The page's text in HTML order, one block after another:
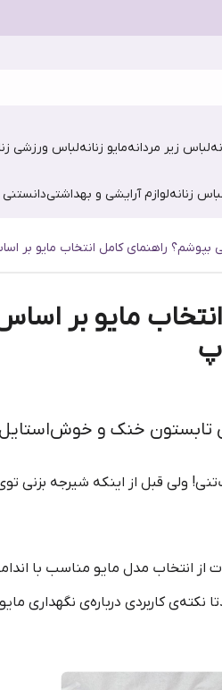
لباس زیر مردانهمایو زنانهلباس ورزشی
زنانهلوازم آرایشی و بهداشتی
بپوشم؟ راهنمای کامل انتخاب مایو بر
مایو بر
تابستون خنک و خوش‌استایل
ولی قبل از اینکه شیرجه بزنی
انتخاب مدل مایو مناسب با
کاربردی درباره‌ی نگهداری